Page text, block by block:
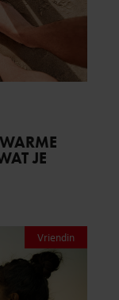
JE
Vriendin